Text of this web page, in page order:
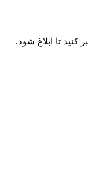
تا ابلاغ شود.